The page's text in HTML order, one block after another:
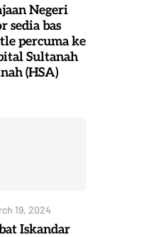
Negeri
sedia bas
percuma ke
Sultanah
(HSA)
19, 2024
Iskandar